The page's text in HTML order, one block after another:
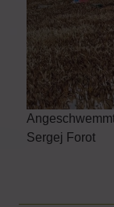
Sergej Forot